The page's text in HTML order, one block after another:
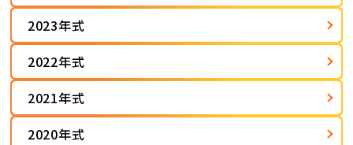
2023年式
2022年式
2021年式
2020年式